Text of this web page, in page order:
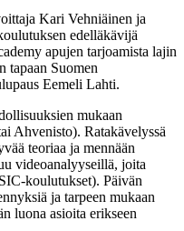
Kari Vehniäinen ja
edelläkävijä
apujen tarjoamista lajin
tapaan Suomen
Eemeli Lahti.
mukaan
Ahvenisto). Ratakävelyssä
teoriaa ja mennään
videoanalyyseillä, joita
koulutukset). Päivän
ja tarpeen mukaan
luona asioita erikseen